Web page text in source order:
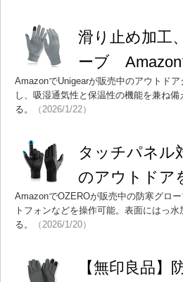
滑り止め加工
ーブ Amazon
AmazonでUnigearが販売中のアウトド
し、吸湿通気性と保温性の機能を兼ね
る。
（2026/1/22）
タッチパネ
のアウトドア
AmazonでOZEROが販売中の防寒グロ
トフォンなどを操作可能。表面にはっ
る。
（2026/1/20）
【無印良品